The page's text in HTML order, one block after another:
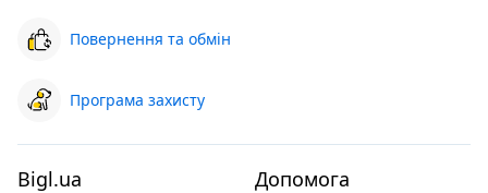
Повернення та обмін
Програма захисту
Bigl.ua Допомога